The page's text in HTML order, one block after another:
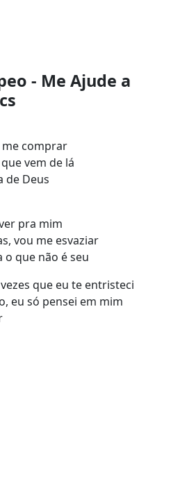
- Me Ajude a
comprar
vem de lá
de Deus
pra mim
vou me esvaziar
que não é seu
que eu te entristeci
eu só pensei em mim